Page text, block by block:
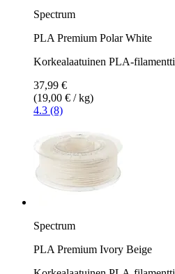
Spectrum
PLA Premium Polar White
Korkealaatuinen PLA-filamentti
37,99 €
(19,00 € / kg)
4.3 (8)
Spectrum
PLA Premium Ivory Beige